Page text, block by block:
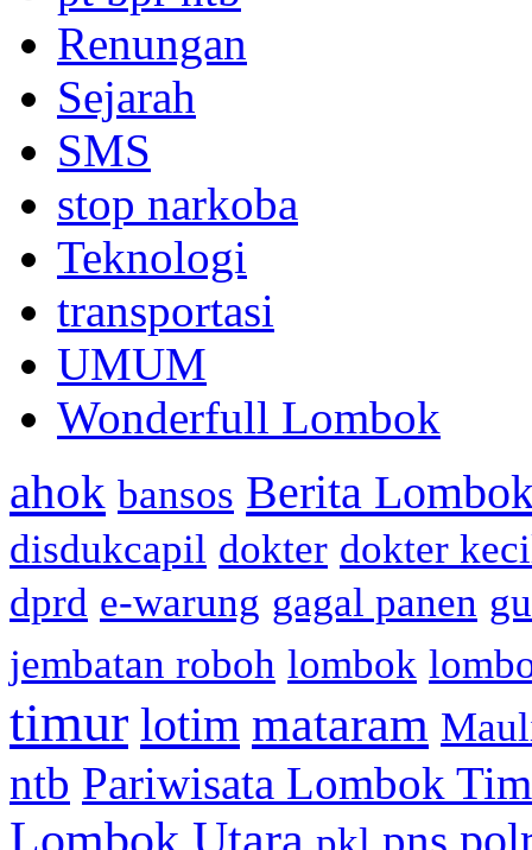
Renungan
Sejarah
SMS
stop narkoba
Teknologi
transportasi
UMUM
Wonderfull Lombok
ahok bansos Berita
disdukcapil dokter dokter
dprd e-warung gagal panen
jembatan roboh lombok
timur lotim mataram
ntb Pariwisata Lombok